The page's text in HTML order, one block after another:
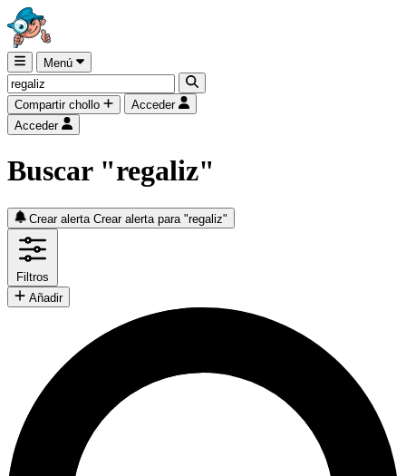
Menú
Compartir chollo
Acceder
Acceder
Buscar "regaliz"
Crear alerta Crear alerta para "regaliz"
Filtros
Añadir